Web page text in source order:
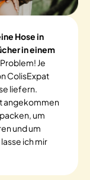
Hose in
in einem
Je
ColisExpat
liefern.
angekommen
um
und um
ich mir